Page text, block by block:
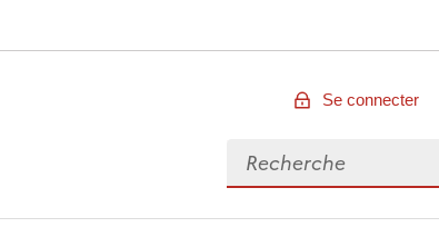
Se connecter
Rechercher des données